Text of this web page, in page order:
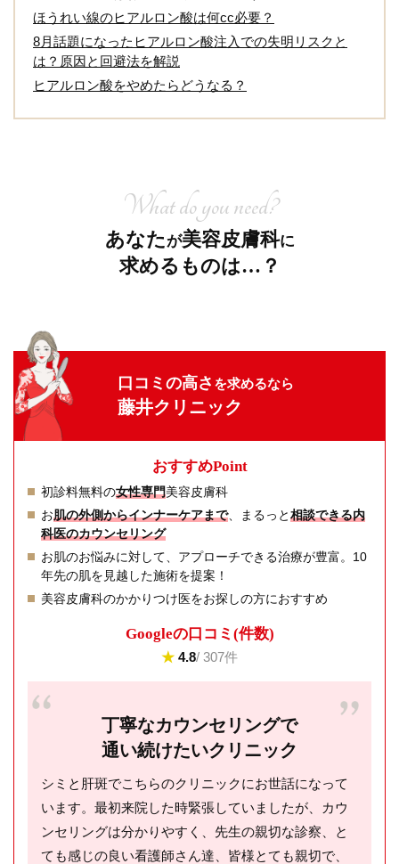
ほうれい線のヒアルロン酸は何cc必要？
8月話題になったヒアルロン酸注入での失明リスクと
は？原因と回避法を解説
ヒアルロン酸をやめたらどうなる？
What do you need?
あなたが美容皮膚科に
求めるものは…？
口コミの高さ を求めるなら
藤井クリニック
おすすめPoint
初診料無料の女性専門美容皮膚科
お肌の外側からインナーケアまで、まるっと相談できる内
科医のカウンセリング
お肌のお悩みに対して、アプローチできる治療が豊富。10
年先の肌を見越した施術を提案！
美容皮膚科のかかりつけ医をお探しの方におすすめ
Googleの⼝コミ(件数)
★ 4.8/ 307件
丁寧なカウンセリングで
通い続けたいクリニック
シミと肝斑でこちらのクリニックにお世話になって
います。最初来院した時緊張していましたが、カウ
ンセリングは分かりやすく、先生の親切な診察、と
ても感じの良い看護師さん達、皆様とても親切で、